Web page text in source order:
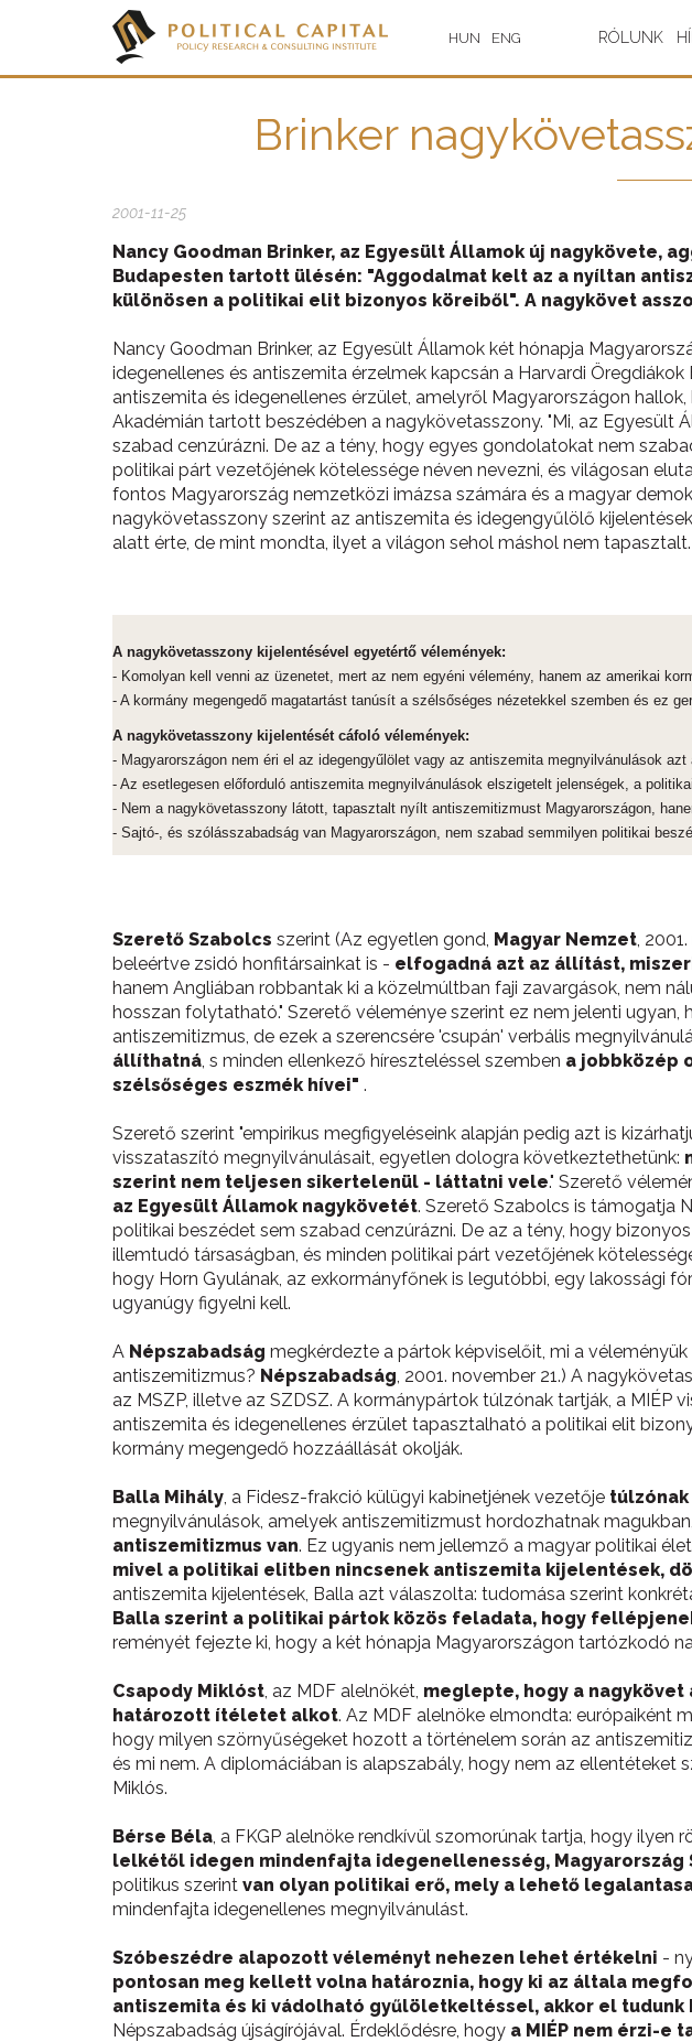
HUN ENG RÓLUNK
Brinker
2001-11-25
Nancy Goodman Brinker, az Egyesült Államok új nagykövete,
Budapesten tartott ülésén: "Aggodalmat kelt az a nyíltan
különösen a politikai elit bizonyos köreiből". A nagykövet
Nancy Goodman Brinker, az Egyesült Államok két hónapja
idegenellenes és antiszemita érzelmek kapcsán a Harvardi
antiszemita és idegenellenes érzület, amelyről Magyarországon
Akadémián tartott beszédében a nagykövetasszony. "Mi, az
szabad cenzúrázni. De az a tény, hogy egyes gondolatokat nem
politikai párt vezetőjének kötelessége néven nevezni, és világosan
fontos Magyarország nemzetközi imázsa számára és a magyar
nagykövetasszony szerint az antiszemita és idegengyűlölő
alatt érte, de mint mondta, ilyet a világon sehol máshol nem tapasztalt.
A nagykövetasszony kijelentésével egyetértő vélemények:
- Komolyan kell venni az üzenetet, mert az nem egyéni vélemény, hanem az amerikai
- A kormány megengedő magatartást tanúsít a szélsőséges nézetekkel szemben és ez
A nagykövetasszony kijelentését cáfoló vélemények:
- Magyarországon nem éri el az idegengyűlölet vagy az antiszemita megnyilvánulások
- Az esetlegesen előforduló antiszemita megnyilvánulások elszigetelt jelenségek, a
- Nem a nagykövetasszony látott, tapasztalt nyílt antiszemitizmust Magyarországon,
- Sajtó-, és szólásszabadság van Magyarországon, nem szabad semmilyen politikai
Szerető Szabolcs szerint (Az egyetlen gond, Magyar Nemzet,
beleértve zsidó honfitársainkat is - elfogadná azt az állítást,
hanem Angliában robbantak ki a közelmúltban faji zavargások, nem
hosszan folytatható." Szerető véleménye szerint ez nem jelenti
antiszemitizmus, de ezek a szerencsére 'csupán' verbális
állíthatná, s minden ellenkező híreszteléssel szemben a jobbközép
szélsőséges eszmék hívei" .
Szerető szerint "empirikus megfigyeléseink alapján pedig azt is
visszataszító megnyilvánulásait, egyetlen dologra következtethetünk:
szerint nem teljesen sikertelenül - láttatni vele." Szerető
az Egyesült Államok nagykövetét. Szerető Szabolcs is támogatja
politikai beszédet sem szabad cenzúrázni. De az a tény, hogy
illemtudó társaságban, és minden politikai párt vezetőjének
hogy Horn Gyulának, az exkormányfőnek is legutóbbi, egy lakossági
ugyanúgy figyelni kell.
A Népszabadság megkérdezte a pártok képviselőit, mi a
antiszemitizmus? Népszabadság, 2001. november 21.) A
az MSZP, illetve az SZDSZ. A kormánypártok túlzónak tartják, a
antiszemita és idegenellenes érzület tapasztalható a politikai elit
kormány megengedő hozzáállását okolják.
Balla Mihály, a Fidesz-frakció külügyi kabinetjének vezetője túlzónak
megnyilvánulások, amelyek antiszemitizmust hordozhatnak
antiszemitizmus van. Ez ugyanis nem jellemző a magyar politikai
mivel a politikai elitben nincsenek antiszemita kijelentések,
antiszemita kijelentések, Balla azt válaszolta: tudomása szerint
Balla szerint a politikai pártok közös feladata, hogy
reményét fejezte ki, hogy a két hónapja Magyarországon tartózkodó
Csapody Miklóst, az MDF alelnökét, meglepte, hogy a
határozott ítéletet alkot. Az MDF alelnöke elmondta: európaiként
hogy milyen szörnyűségeket hozott a történelem során az
és mi nem. A diplomáciában is alapszabály, hogy nem az
Miklós.
Bérse Béla, a FKGP alelnöke rendkívül szomorúnak tartja, hogy
lelkétől idegen mindenfajta idegenellenesség, Magyarország
politikus szerint van olyan politikai erő, mely a lehető
mindenfajta idegenellenes megnyilvánulást.
Szóbeszédre alapozott véleményt nehezen lehet értékelni -
pontosan meg kellett volna határoznia, hogy ki az általa
antiszemita és ki vádolható gyűlöletkeltéssel, akkor el
Népszabadság újságírójával. Érdeklődésre, hogy a MIÉP nem érzi-e